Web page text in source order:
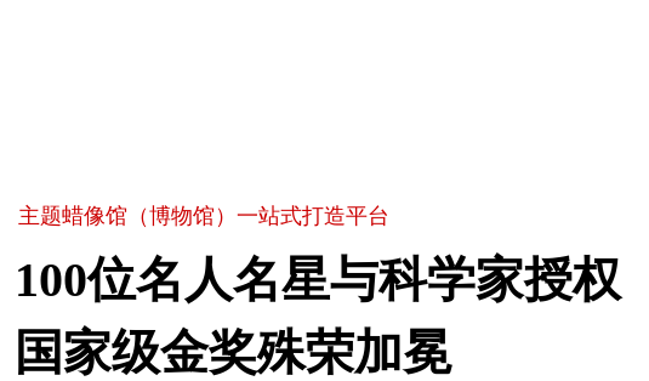
主题蜡像馆（博物馆）一站式打造平台
100位名人名星与科学家授权
国家级金奖殊荣加冕